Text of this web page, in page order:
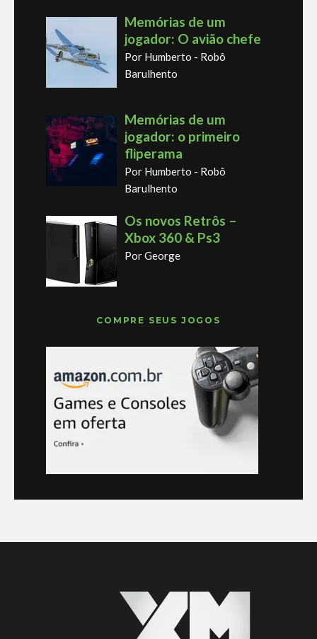
Memórias de um
jogador: O avião chefe
Por Humberto - Robô
Barulhento
Memórias de um
jogador: o primeiro
fliperama
Por Humberto - Robô
Barulhento
Os novos Retrôs –
Xbox 360 & Ps3
Por George
COMPRE SEUS JOGOS